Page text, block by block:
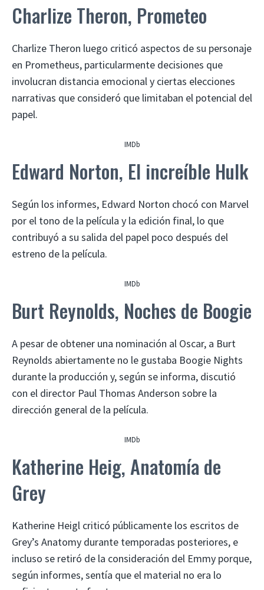
Charlize Theron, Prometeo
Charlize Theron luego criticó aspectos de su personaje
en Prometheus, particularmente decisiones que
involucran distancia emocional y ciertas elecciones
narrativas que consideró que limitaban el potencial del
papel.
IMDb
Edward Norton, El increíble Hulk
Según los informes, Edward Norton chocó con Marvel
por el tono de la película y la edición final, lo que
contribuyó a su salida del papel poco después del
estreno de la película.
IMDb
Burt Reynolds, Noches de Boogie
A pesar de obtener una nominación al Oscar, a Burt
Reynolds abiertamente no le gustaba Boogie Nights
durante la producción y, según se informa, discutió
con el director Paul Thomas Anderson sobre la
dirección general de la película.
IMDb
Katherine Heig, Anatomía de
Grey
Katherine Heigl criticó públicamente los escritos de
Grey’s Anatomy durante temporadas posteriores, e
incluso se retiró de la consideración del Emmy porque,
según informes, sentía que el material no era lo